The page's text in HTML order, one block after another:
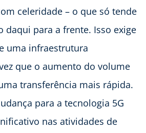
celeridade – o que só tende
daqui para a frente. Isso exige
uma infraestrutura
que o aumento do volume
transferência mais rápida.
para a tecnologia 5G
nas atividades de